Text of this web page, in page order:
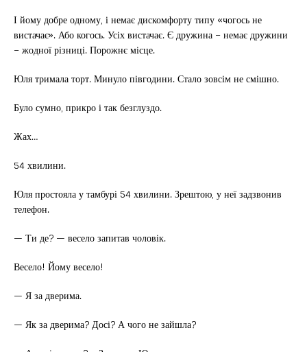
І йому добре одному, і немає дискомфорту типу «чогось не
вистачає». Або когось. Усіх вистачає. Є дружина – немає дружини
– жодної різниці. Порожнє місце.
Юля тримала торт. Минуло півгодини. Стало зовсім не смішно.
Було сумно, прикро і так безглуздо.
Жах…
54 хвилини.
Юля простояла у тамбурі 54 хвилини. Зрештою, у неї задзвонив
телефон.
— Ти де? — весело запитав чоловік.
Весело! Йому весело!
— Я за дверима.
— Як за дверима? Досі? А чого не зайшла?